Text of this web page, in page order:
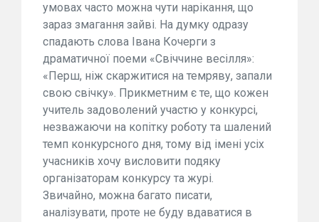
умовах часто можна чути нарікання, що
зараз змагання зайві. На думку одразу
спадають слова Івана Кочерги з
драматичної поеми «Свіччине весілля»:
«Перш, ніж скаржитися на темряву, запали
свою свічку». Прикметним є те, що кожен
учитель задоволений участю у конкурсі,
незважаючи на копітку роботу та шалений
темп конкурсного дня, тому від імені усіх
учасників хочу висловити подяку
організаторам конкурсу та журі.
Звичайно, можна багато писати,
аналізувати, проте не буду вдаватися в